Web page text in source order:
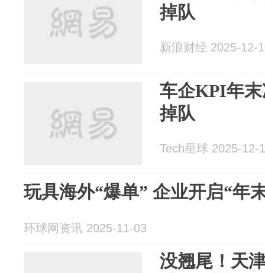
掉队
新浪财经 2025-12-
车企KPI年
掉队
Tech星球 2025-12-
玩具海外“爆单” 企业开启“年
环球网资讯 2025-11-03
没翘尾！天